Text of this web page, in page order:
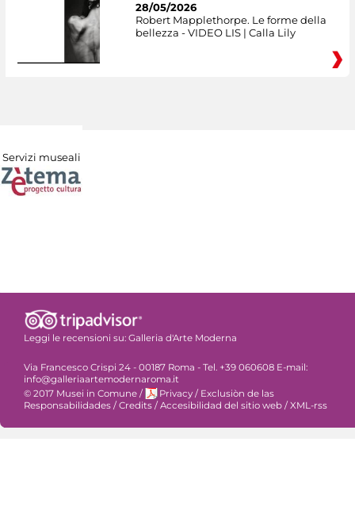
28/05/2026
Robert Mapplethorpe. Le forme della
bellezza - VIDEO LIS | Calla Lily
Servizi museali
Leggi le recensioni su: Galleria d'Arte Moderna
Via Francesco Crispi 24 - 00187 Roma - Tel. +39 060608 E-mail:
info@galleriaartemodernaroma.it
© 2017 Musei in Comune / Privacy / Exclusiòn de las
Responsabilidades / Credits / Accesibilidad del sitio web / XML-rss